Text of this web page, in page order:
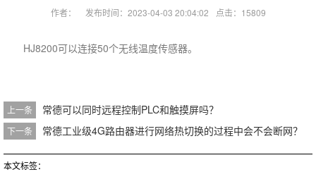
作者： 发布时间：2023-04-03 20:04:02 点击：15809
HJ8200可以连接50个无线温度传感器。
上一条 常德可以同时远程控制PLC和触摸屏吗？
下一条 常德工业级4G路由器进行网络热切换的过程中会不会断网？
本文标签：